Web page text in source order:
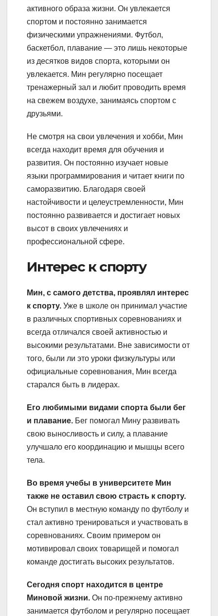
активного образа жизни. Он увлекается
спортом и постоянно занимается
физическими упражнениями. Футбол,
баскетбол, плавание — это лишь некоторые
из десятков видов спорта, которыми он
увлекается. Мин регулярно посещает
тренажерный зал и любит проводить время
на свежем воздухе, занимаясь спортом с
друзьями.
Не смотря на свои увлечения и хобби, Мин
всегда находит время для обучения и
развития. Он постоянно изучает новые
языки программирования и читает книги по
саморазвитию. Благодаря своей
настойчивости и целеустремленности, Мин
постоянно развивается и достигает новых
высот в своих увлечениях и
профессиональной сфере.
Интерес к спорту
Мин, с самого детства, проявлял интерес
к спорту. Уже в школе он принимал участие
в различных спортивных соревнованиях и
всегда отличался своей активностью и
высокими результатами. Вне зависимости от
того, были ли это уроки физкультуры или
официальные соревнования, Мин всегда
старался быть в лидерах.
Его любимыми видами спорта были бег
и плавание. Бег помогал Мину развивать
свою выносливость и силу, а плавание
улучшало его координацию и мышцы всего
тела.
Во время учебы в университете Мин
также не оставил свою страсть к спорту.
Он вступил в местную команду по футболу и
стал активно тренироваться и участвовать в
соревнованиях. Своим примером он
мотивировал своих товарищей и помогал
команде достигать высоких результатов.
Сегодня спорт находится в центре
Миновой жизни. Он по-прежнему активно
занимается футболом и регулярно посещает